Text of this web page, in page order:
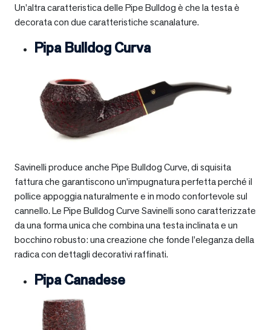
Un’altra caratteristica delle Pipe Bulldog è che la testa è
decorata con due caratteristiche scanalature.
Pipa Bulldog Curva
Savinelli produce anche Pipe Bulldog Curve, di squisita
fattura che garantiscono un’impugnatura perfetta perché il
pollice appoggia naturalmente e in modo confortevole sul
cannello. Le Pipe Bulldog Curve Savinelli sono caratterizzate
da una forma unica che combina una testa inclinata e un
bocchino robusto: una creazione che fonde l’eleganza della
radica con dettagli decorativi raffinati.
Pipa Canadese